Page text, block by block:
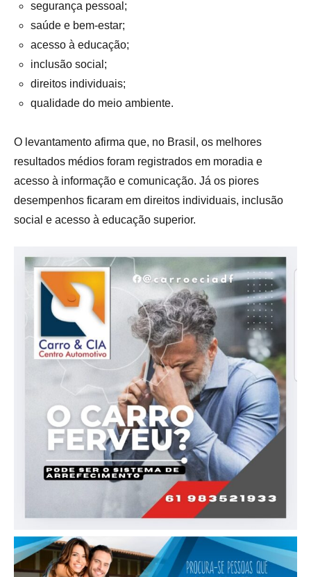
segurança pessoal;
saúde e bem-estar;
acesso à educação;
inclusão social;
direitos individuais;
qualidade do meio ambiente.
O levantamento afirma que, no Brasil, os melhores
resultados médios foram registrados em moradia e
acesso à informação e comunicação. Já os piores
desempenhos ficaram em direitos individuais, inclusão
social e acesso à educação superior.